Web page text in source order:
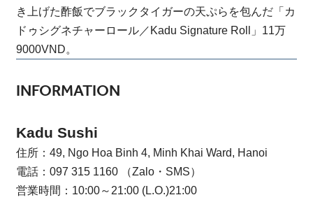
き上げた酢飯でブラックタイガーの天ぷらを包んだ「カ
ドゥシグネチャーロール／Kadu Signature Roll」11万
9000VND。
INFORMATION
Kadu Sushi
住所：49, Ngo Hoa Binh 4, Minh Khai Ward, Hanoi
電話：097 315 1160 （Zalo・SMS）
営業時間：10:00～21:00 (L.O.)21:00